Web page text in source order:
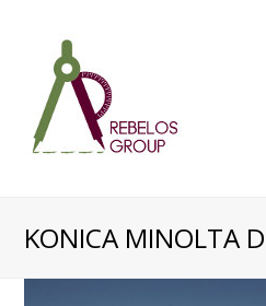
KONICA MINOLTA